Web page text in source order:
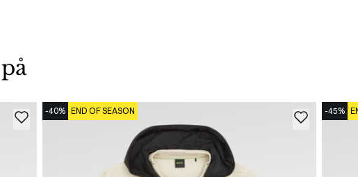
-40% END OF SEASON -45%